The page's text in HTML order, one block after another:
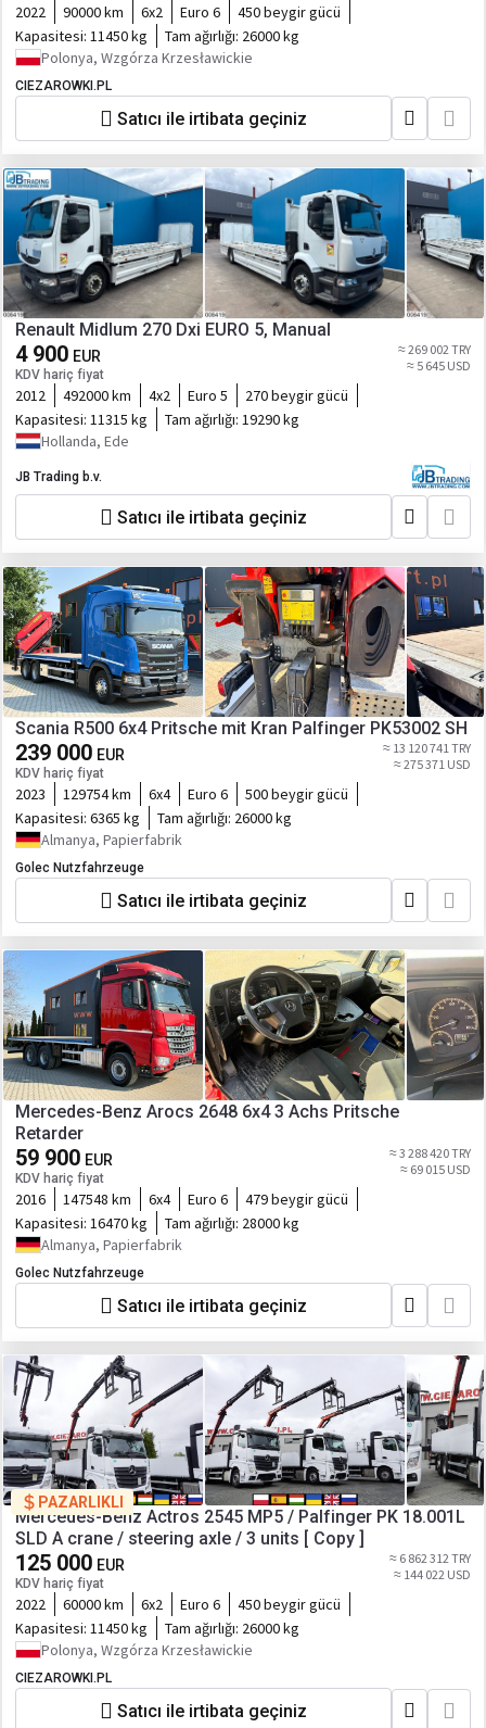
2022 90000 km 6x2 Euro 6
450 beygir gücü
Kapasitesi: 11450 kg Tam ağırlığı: 26000 kg
Polonya, Wzgórza Krzesławickie
CIEZAROWKI.PL
Satıcı ile irtibata geçiniz
Renault Midlum 270 Dxi EURO 5, Manual
4 900 EUR
KDV hariç fiyat
≈ 269 002 TRY
≈ 5 645 USD
2012 492000 km 4x2 Euro 5
270 beygir gücü
Kapasitesi: 11315 kg Tam ağırlığı: 19290 kg
Hollanda, Ede
JB Trading b.v.
Satıcı ile irtibata geçiniz
Scania R500 6x4 Pritsche mit Kran Palfinger PK53002 SH
239 000 EUR
KDV hariç fiyat
≈ 13 120 741 TRY
≈ 275 371 USD
2023 129754 km 6x4 Euro 6
500 beygir gücü
Kapasitesi: 6365 kg Tam ağırlığı: 26000 kg
Almanya, Papierfabrik
Golec Nutzfahrzeuge
Satıcı ile irtibata geçiniz
Mercedes-Benz Arocs 2648 6x4 3 Achs Pritsche
Retarder
59 900 EUR
KDV hariç fiyat
≈ 3 288 420 TRY
≈ 69 015 USD
2016 147548 km 6x4 Euro 6
479 beygir gücü
Kapasitesi: 16470 kg Tam ağırlığı: 28000 kg
Almanya, Papierfabrik
Golec Nutzfahrzeuge
Satıcı ile irtibata geçiniz
PAZARLIKLI
Mercedes-Benz Actros 2545 MP5 / Palfinger PK 18.001L
SLD A crane / steering axle / 3 units [ Copy ]
125 000 EUR
KDV hariç fiyat
≈ 6 862 312 TRY
≈ 144 022 USD
2022 60000 km 6x2 Euro 6
450 beygir gücü
Kapasitesi: 11450 kg Tam ağırlığı: 26000 kg
Polonya, Wzgórza Krzesławickie
CIEZAROWKI.PL
Satıcı ile irtibata geçiniz